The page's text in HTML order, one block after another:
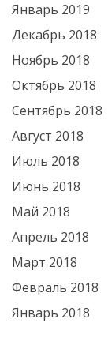
Январь 2019
Декабрь 2018
Ноябрь 2018
Октябрь 2018
Сентябрь 2018
Август 2018
Июль 2018
Июнь 2018
Май 2018
Апрель 2018
Март 2018
Февраль 2018
Январь 2018